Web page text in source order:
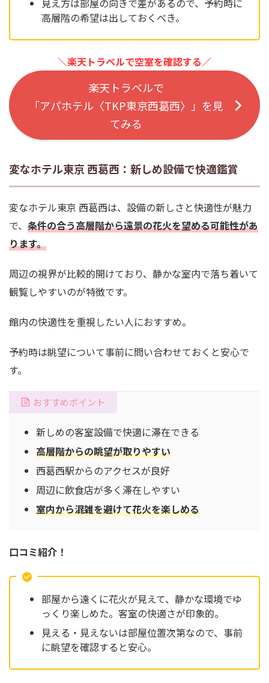
見え方は部屋の向きで差があるので、予約時に
高層階の希望は出しておくべき。
＼楽天トラベルで空室を確認する／
楽天トラベルで
「アパホテル〈TKP東京西葛西〉」を見
てみる
変なホテル東京 西葛西：新しめ設備で快適鑑賞
変なホテル東京 西葛西は、設備の新しさと快適性が魅力
で、 条件の合う高層階から遠景の花火を望める可能性があ
ります。
周辺の視界が比較的開けており、静かな室内で落ち着いて
観覧しやすいのが特徴です。
館内の快適性を重視したい人におすすめ。
予約時は眺望について事前に問い合わせておくと安心で
す。
おすすめポイント
新しめの客室設備で快適に滞在できる
高層階からの眺望が取りやすい
西葛西駅からのアクセスが良好
周辺に飲食店が多く滞在しやすい
室内から混雑を避けて花火を楽しめる
口コミ紹介！
部屋から遠くに花火が見えて、静かな環境でゆ
っくり楽しめた。客室の快適さが印象的。
見える・見えないは部屋位置次第なので、事前
に眺望を確認すると安心。